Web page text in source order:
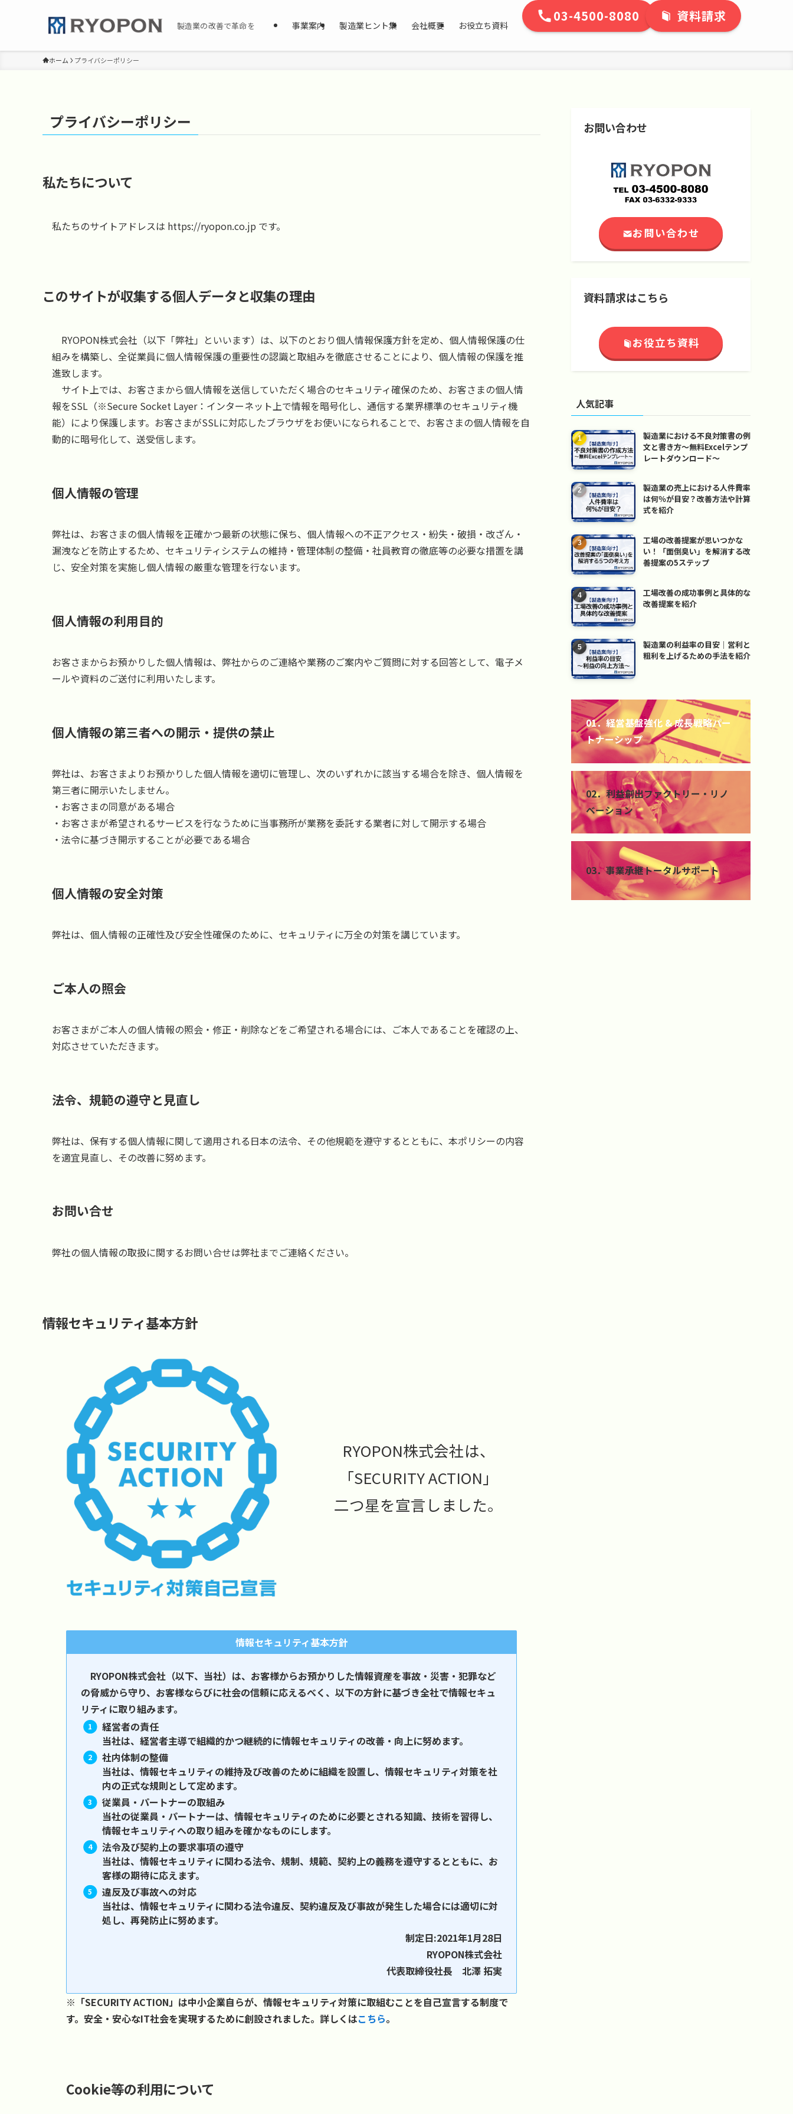
製造業の改善で革命を 事業案内 製造業ヒント集 会社概要 お役立ち資料
03-4500-8080 資料請求
ホーム プライバシーポリシー
プライバシーポリシー
私たちについて
私たちのサイトアドレスは https://ryopon.co.jp です。
このサイトが収集する個人データと収集の理由
RYOPON株式会社（以下「弊社」といいます）は、以下のとおり個人情報保護方針を定め、個人情報保護の仕
組みを構築し、全従業員に個人情報保護の重要性の認識と取組みを徹底させることにより、個人情報の保護を推
進致します。
サイト上では、お客さまから個人情報を送信していただく場合のセキュリティ確保のため、お客さまの個人情
報をSSL（※Secure Socket Layer：インターネット上で情報を暗号化し、通信する業界標準のセキュリティ機
能）により保護します。お客さまがSSLに対応したブラウザをお使いになられることで、お客さまの個人情報を自
動的に暗号化して、送受信します。
個人情報の管理
弊社は、お客さまの個人情報を正確かつ最新の状態に保ち、個人情報への不正アクセス・紛失・破損・改ざん・
漏洩などを防止するため、セキュリティシステムの維持・管理体制の整備・社員教育の徹底等の必要な措置を講
じ、安全対策を実施し個人情報の厳重な管理を行ないます。
個人情報の利用目的
お客さまからお預かりした個人情報は、弊社からのご連絡や業務のご案内やご質問に対する回答として、電子メ
ールや資料のご送付に利用いたします。
個人情報の第三者への開示・提供の禁止
弊社は、お客さまよりお預かりした個人情報を適切に管理し、次のいずれかに該当する場合を除き、個人情報を
第三者に開示いたしません。
・お客さまの同意がある場合
・お客さまが希望されるサービスを行なうために当事務所が業務を委託する業者に対して開示する場合
・法令に基づき開示することが必要である場合
個人情報の安全対策
弊社は、個人情報の正確性及び安全性確保のために、セキュリティに万全の対策を講じています。
ご本人の照会
お客さまがご本人の個人情報の照会・修正・削除などをご希望される場合には、ご本人であることを確認の上、
対応させていただきます。
法令、規範の遵守と見直し
弊社は、保有する個人情報に関して適用される日本の法令、その他規範を遵守するとともに、本ポリシーの内容
を適宜見直し、その改善に努めます。
お問い合せ
弊社の個人情報の取扱に関するお問い合せは弊社までご連絡ください。
情報セキュリティ基本方針
RYOPON株式会社は、
「SECURITY ACTION」
二つ星を宣言しました。
情報セキュリティ基本方針
RYOPON株式会社（以下、当社）は、お客様からお預かりした情報資産を事故・災害・犯罪など
の脅威から守り、お客様ならびに社会の信頼に応えるべく、以下の方針に基づき全社で情報セキュ
リティに取り組みます。
経営者の責任
当社は、経営者主導で組織的かつ継続的に情報セキュリティの改善・向上に努めます。
社内体制の整備
当社は、情報セキュリティの維持及び改善のために組織を設置し、情報セキュリティ対策を社
内の正式な規則として定めます。
従業員・パートナーの取組み
当社の従業員・パートナーは、情報セキュリティのために必要とされる知識、技術を習得し、
情報セキュリティへの取り組みを確かなものにします。
法令及び契約上の要求事項の遵守
当社は、情報セキュリティに関わる法令、規制、規範、契約上の義務を遵守するとともに、お
客様の期待に応えます。
違反及び事故への対応
当社は、情報セキュリティに関わる法令違反、契約違反及び事故が発生した場合には適切に対
処し、再発防止に努めます。
制定日:2021年1月28日
RYOPON株式会社
代表取締役社長 北澤 拓実
※「SECURITY ACTION」は中小企業自らが、情報セキュリティ対策に取組むことを自己宣言する制度で
す。安全・安心なIT社会を実現するために創設されました。詳しくはこちら。
Cookie等の利用について
お問い合わせ
お問い合わせ
資料請求はこちら
お役立ち資料
人気記事
製造業における不良対策書の例
文と書き方～無料Excelテンプ
レートダウンロード～
製造業の売上における人件費率
は何％が目安？改善方法や計算
式を紹介
工場の改善提案が思いつかな
い！「面倒臭い」を解消する改
善提案の5ステップ
工場改善の成功事例と具体的な
改善提案を紹介
製造業の利益率の目安｜営利と
粗利を上げるための手法を紹介
01．経営基盤強化 & 成長戦略パー
トナーシップ
カ
バ
ー
リ
ク
02．利益創出ファクトリー・リノ
ベーション
カ
バ
ー
リ
ン
ク
03．事業承継トータルサポート
ー
ン